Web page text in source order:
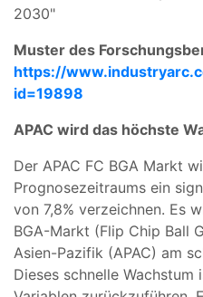
2030"
Muster des
https://
id=19898
APAC wird das höchste
Der APAC FC BGA Markt
Prognosezeitraums ein
von 7,8% verzeichnen. Es
BGA-Markt (Flip Chip Ball
Asien-Pazifik (APAC) am
Dieses schnelle